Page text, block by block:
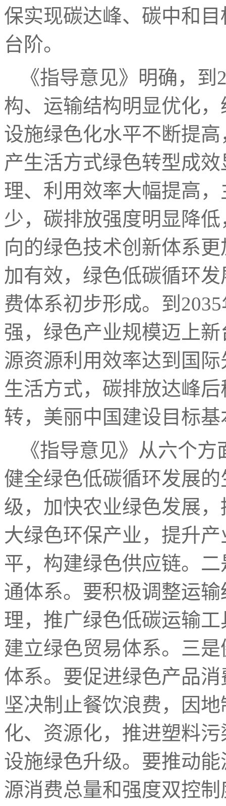
保实现碳达峰、碳中和
台阶。
《指导意见》明确，
构、运输结构明显优化
设施绿色化水平不断提
产生活方式绿色转型成
理、利用效率大幅提高
少，碳排放强度明显降
向的绿色技术创新体系
加有效，绿色低碳循环
费体系初步形成。到
强，绿色产业规模迈上
源资源利用效率达到国
生活方式，碳排放达峰
转，美丽中国建设目标
《指导意见》从六个
健全绿色低碳循环发展
级，加快农业绿色发展
大绿色环保产业，提升
平，构建绿色供应链。
通体系。要积极调整运
理，推广绿色低碳运输
建立绿色贸易体系。三
体系。要促进绿色产品
坚决制止餐饮浪费，因
化、资源化，推进塑料
设施绿色升级。要推动
源消费总量和强度双控